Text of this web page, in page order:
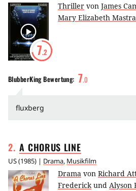
7.2
Thriller von James
Mary Elizabeth
BlubberKingBewertung: 7.0
fluxberg
2. A CHORUS LINE
US(1985) | Drama, Musikfilm
Drama von Richard
Frederickund Alyson